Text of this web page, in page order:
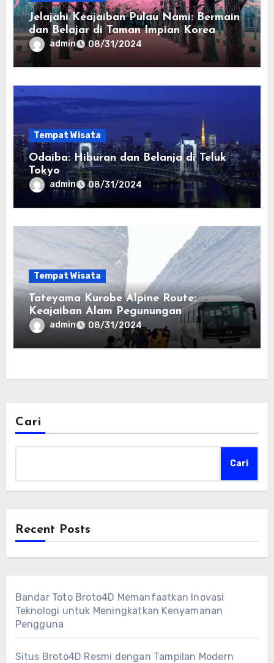
Jelajahi Keajaiban Pulau Nami: Bermain
dan Belajar di Taman Impian Korea
admin 08/31/2024
Tempat Wisata
Odaiba: Hiburan dan Belanja di Teluk
Tokyo
admin 08/31/2024
Tempat Wisata
Tateyama Kurobe Alpine Route:
Keajaiban Alam Pegunungan
admin 08/31/2024
Cari
Cari
Recent Posts
Bandar Toto Broto4D Memanfaatkan Inovasi
Teknologi untuk Meningkatkan Kenyamanan
Pengguna
Situs Broto4D Resmi dengan Tampilan Modern